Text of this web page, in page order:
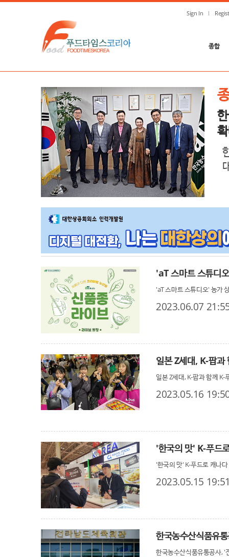
Sign In
종합
'aT 스마트 스튜디
'aT 스마트 스튜디오' 농가
2023.06.07
일본 Z세대, K-팝과
일본 Z세대, K-팝과 함께 K-
2023.05.16
'한국의 맛' K-푸드
'한국의 맛' K-푸드로 캐나
2023.05.15
한국농수산식품유통공사, '